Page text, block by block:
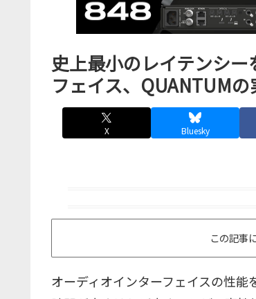
史上最小のレイテンシ
フェイス、QUANTUMの
X Bluesky
この記事
オーディオインターフェイスの性